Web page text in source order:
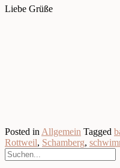
Liebe Grüße
Posted in Allgemein Tagged
Rottweil, Schamberg,